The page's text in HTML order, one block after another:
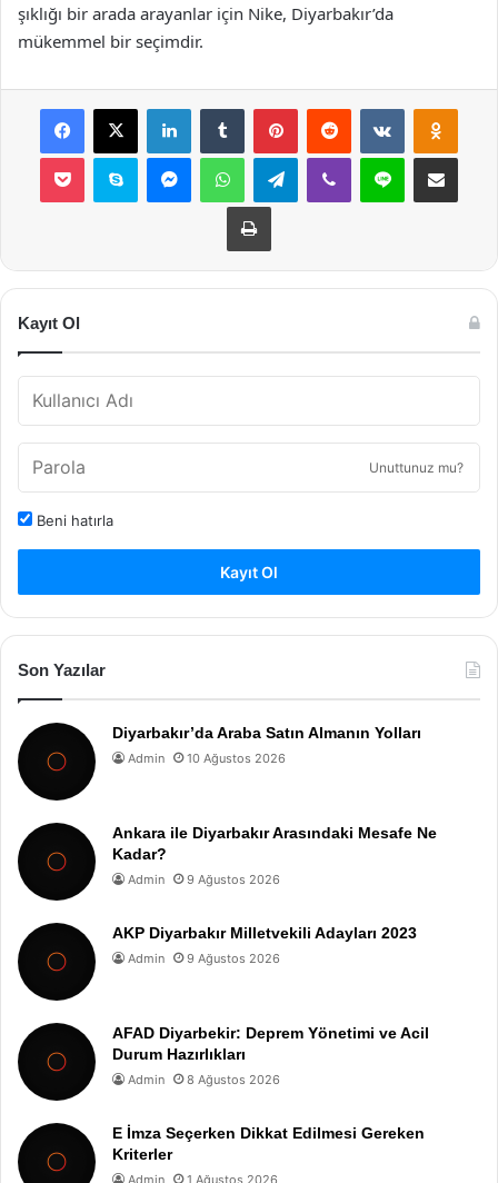
şıklığı bir arada arayanlar için Nike, Diyarbakır’da
mükemmel bir seçimdir.
Facebook
X LinkedInTumblr PinterestReddit VKontakte
Pocket Skype MessengerWhatsAppTelegramViber Line E-Posta ile
Yazdır
Kayıt Ol
Unuttunuz mu?
Beni hatırla
Kayıt Ol
Son Yazılar
Diyarbakır’da Araba Satın Almanın Yolları
Admin 10 Ağustos 2026
Ankara ile Diyarbakır Arasındaki Mesafe Ne
Kadar?
Admin 9 Ağustos 2026
AKP Diyarbakır Milletvekili Adayları 2023
Admin 9 Ağustos 2026
AFAD Diyarbekir: Deprem Yönetimi ve Acil
Durum Hazırlıkları
Admin 8 Ağustos 2026
E İmza Seçerken Dikkat Edilmesi Gereken
Kriterler
Admin 1 Ağustos 2026